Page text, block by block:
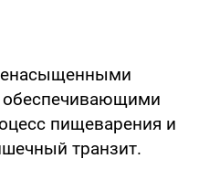
пищеварения и
транзит.